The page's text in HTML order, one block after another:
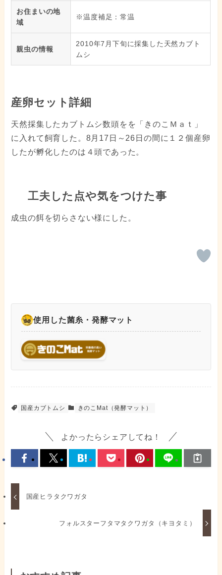
お住まいの地
域
※温度補足：常温
親虫の情報
2010年7月下旬に採集した天然カブト
ムシ
産卵セット詳細
天然採集したカブトムシ数頭をを「きのこＭａｔ」
に入れて飼育した。8月17日～26日の間に１２個産卵
したが孵化したのは４頭であった。
工夫した点や気をつけた事
成虫の餌を切らさない様にした。
使用した菌糸・発酵マット
国産カブトムシ きのこMat（発酵マット）
よかったらシェアしてね！
国産ヒラタクワガタ
フォルスターフタマタクワガタ（キヨタミ）